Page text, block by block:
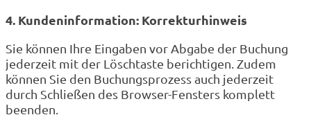
4. Kundeninformation: Korrekturhinweis
Sie können Ihre Eingaben vor Abgabe der Buchung
jederzeit mit der Löschtaste berichtigen. Zudem
können Sie den Buchungsprozess auch jederzeit
durch Schließen des Browser-Fensters komplett
beenden.